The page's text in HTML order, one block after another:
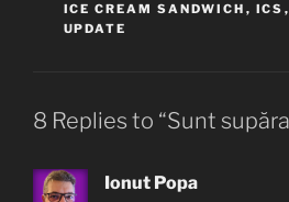
ICE CREAM SANDWICH , ICS ,
UPDATE
8 Replies to “Sunt
Ionut Popa